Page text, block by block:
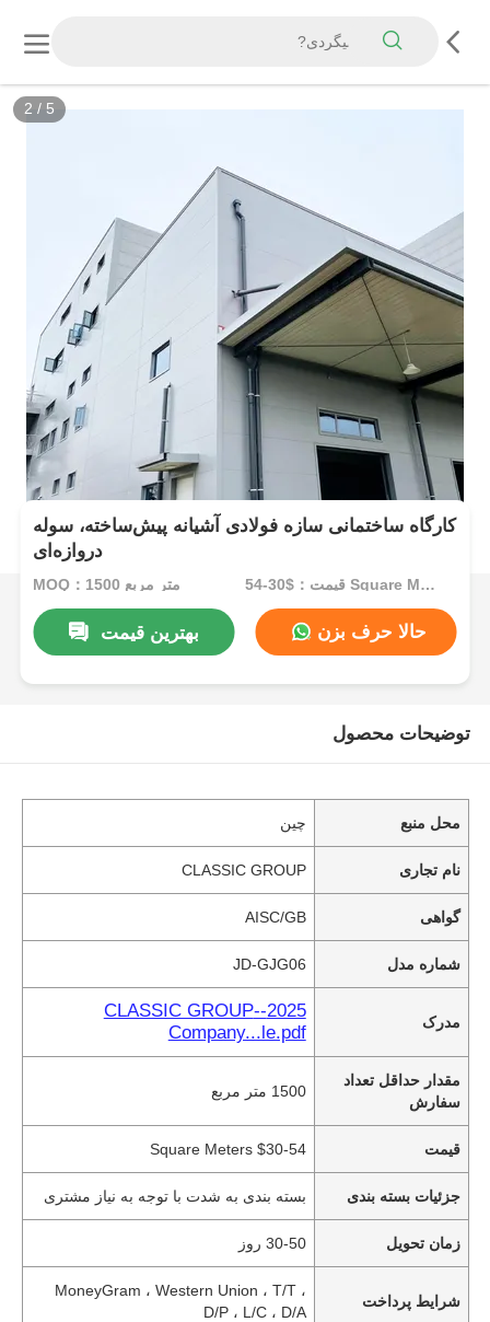
2 / 5
کارگاه ساختمانی سازه فولادی آشیانه پیش‌ساخته، سوله
دروازه‌ای
MOQ：1500 متر مربع قیمت：$30-54 Square Meters
بهترین قیمت حالا حرف بزن
توضیحات محصول
محل منبع چین
نام تجاری CLASSIC GROUP
گواهی AISC/GB
شماره مدل JD-GJG06
مدرک
2025--CLASSIC GROUP
Company...le.pdf
مقدار حداقل تعداد
سفارش
1500 متر مربع
قیمت $30-54 Square Meters
جزئیات بسته بندی بسته بندی به شدت با توجه به نیاز مشتری
زمان تحویل 30-50 روز
شرایط پرداخت
MoneyGram ، Western Union ، T/T ،
D/P ، L/C ، D/A